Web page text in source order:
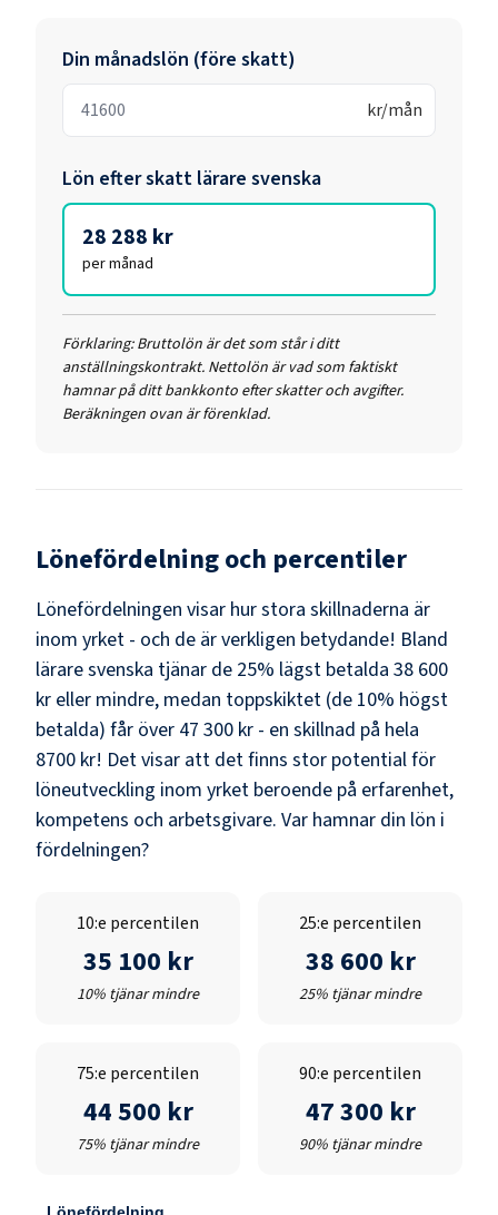
Din månadslön (före skatt)
kr/mån
Lön efter skatt lärare svenska
28 288 kr
per månad
Förklaring: Bruttolön är det som står i ditt
anställningskontrakt. Nettolön är vad som faktiskt
hamnar på ditt bankkonto efter skatter och avgifter.
Beräkningen ovan är förenklad.
Lönefördelning och percentiler
Lönefördelningen visar hur stora skillnaderna är
inom yrket - och de är verkligen betydande! Bland
lärare svenska tjänar de 25% lägst betalda 38 600
kr eller mindre, medan toppskiktet (de 10% högst
betalda) får över 47 300 kr - en skillnad på hela
8700 kr! Det visar att det finns stor potential för
löneutveckling inom yrket beroende på erfarenhet,
kompetens och arbetsgivare. Var hamnar din lön i
fördelningen?
10:e percentilen
35 100 kr
10% tjänar mindre
25:e percentilen
38 600 kr
25% tjänar mindre
75:e percentilen
44 500 kr
75% tjänar mindre
90:e percentilen
47 300 kr
90% tjänar mindre
Lönefördelning